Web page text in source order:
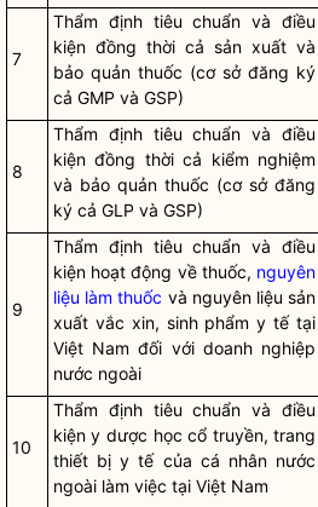
7
Thẩm định tiêu chuẩn và điều
kiện đồng thời cả sản xuất và
bảo quản thuốc (cơ sở đăng ký
cả GMP và GSP)
8
Thẩm định tiêu chuẩn và điều
kiện đồng thời cả kiểm nghiệm
và bảo quản thuốc (cơ sở đăng
ký cả GLP và GSP)
9
Thẩm định tiêu chuẩn và điều
kiện hoạt động về thuốc, nguyên
liệu làm thuốc và nguyên liệu sản
xuất vắc xin, sinh phẩm y tếtại
Việt Nam đối với doanh nghiệp
nước ngoài
10
Thẩm định tiêu chuẩn và điều
kiện y dược học cổ truyền, trang
thiết bị y tế của cá nhân nước
ngoài làm việc tại Việt Nam